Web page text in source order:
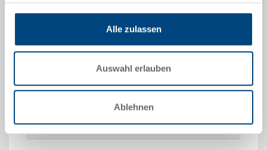
Alle zulassen
Auswahl erlauben
Ablehnen
10^4 -10^10 Ohm, schwarz, 158x45x2 mm, zu RAKO
ESD / Koffer ESD 300x200 mm
Sonderanfertigungen - Unser Spezialgebiet
Sicherheit & Bestellung